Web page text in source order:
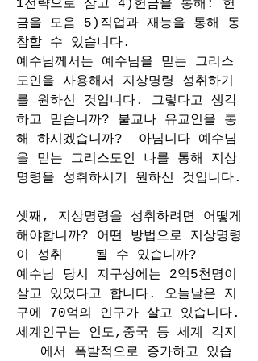
1전략으로 삼고 4)헌금을 통해: 헌
금을 모음 5)직업과 재능을 통해 동
참할 수 있습니다.
예수님께서는 예수님을 믿는 그리스
도인을 사용해서 지상명령 성취하기
를 원하신 것입니다. 그렇다고 생각
하고 믿습니까? 불교나 유교인을 통
해 하시겠습니까?  아님니다 예수님
을 믿는 그리스도인 나를 통해 지상
셋째, 지상명령을 성취하려면 어떻게
해야합니까? 어떤 방법으로 지상명령
이 성취    될 수 있습니까?
예수님 당시 지구상에는 2억5천명이
살고 있었다고 합니다. 오늘날은 지
구에 70억의 인구가 살고 있습니다.
세계인구는 인도,중국 등 세계 각지
에서 폭발적으로 증가하고 있습